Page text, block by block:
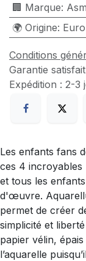
🏢 Marque:
🌍 Origine:
Conditions
Garantie
Expédition : 2-3
Les enfants fans
ces 4 incroyables
et tous les
d'œuvre.
permet de créer
simplicité et
papier vélin,
l’aquarelle